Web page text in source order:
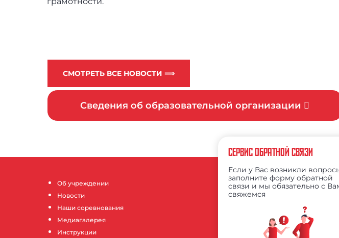
СМОТРЕТЬ ВСЕ НОВОСТИ ⟹
Сведения об образовательной организации
Об учреждении
Новости
Наши соревнования
Медиагалерея
Инструкции
СЕРВИС ОБРАТНОЙ СВЯЗИ
Если у Вас возникли
заполните форму обратной
связи и мы обязательно с
свяжемся